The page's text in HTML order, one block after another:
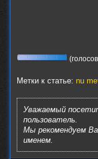
Метки к статье: nu
Уважаемый
пользователь.
Мы рекомендуем
именем.